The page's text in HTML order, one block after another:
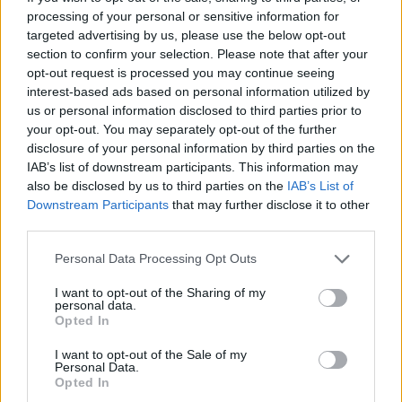
processing of your personal or sensitive information for
targeted advertising by us, please use the below opt-out
section to confirm your selection. Please note that after your
opt-out request is processed you may continue seeing
interest-based ads based on personal information utilized by
us or personal information disclosed to third parties prior to
your opt-out. You may separately opt-out of the further
disclosure of your personal information by third parties on the
IAB’s list of downstream participants. This information may
also be disclosed by us to third parties on the IAB’s List of
Downstream Participants that may further disclose it to other
Personal Data Processing Opt Outs
I want to opt-out of the Sharing of my
personal data.
Opted In
I want to opt-out of the Sale of my
Personal Data.
Opted In
Monferrato sarà coinvolta in un lavoro di ricerca
e spettacolo dedicato al territorio: “Tre paesi si
raccontano”a cura di Monica Massone. Si torna
in Francia per il finale di mercoledì 8 ottobre a
Novi Ligure con“Édithet moi”, che l’artista
israelianaYael Rasoolyha dedicato al ricordo
della grande Édith Piaf.
L’Altro Monferrato è promosso da AgriTeatro, con il
Alessandria, e con il sostegno di Fondazione CRT,
il contributo/patrocinio di: Comune di Carpeneto,
Comune di Cassinelle, Proloco di Cassinelle,
Comune di Cremolino, Comune di Grognardo,
Comune di Molare, Comune di Morsasco, Comune
di Ovada, Comune di Tagliolo Monferrato, e dal